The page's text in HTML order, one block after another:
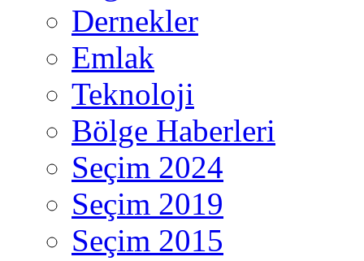
Dernekler
Emlak
Teknoloji
Bölge Haberleri
Seçim 2024
Seçim 2019
Seçim 2015